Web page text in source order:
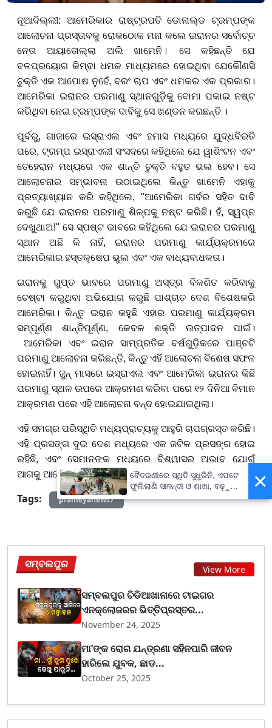
ନୂଆଦିଲ୍ଲୀ: ଆମେରିକାର ରାଷ୍ଟ୍ରପତି ଡୋନାଲ୍ଡ ଟ୍ରମ୍ପଙ୍କ
ଆଲୋଚନା ପ୍ରସ୍ତାବକୁ ରୋକଠୋକ ମନା କଲେ ଇରାନର ସର୍ବୋଚ୍ଚ
ନେତା ଆୟାତୋଲ୍ଲା ଅଲି ଖାମେନି ।ସେ କହିଛନ୍ତି ଯେ
ବଳପ୍ରୟୋଗ କିମ୍ବା ଧମକ ମାଧ୍ୟମରେ ହୋଇଥିବା ଯେକୌଣସି
ଚୁକ୍ତି ଏକ ଆପୋଷ ନୁହେଁ, ବରଂ ଚାପ ଏବଂ ଧମକର ଏକ ପ୍ରକାର।
ଆମେରିକା ଇରାନର ପରମାଣୁ ସ୍ଥାନଗୁଡ଼ିକୁ ବୋମା ପକାଇ ନଷ୍ଟ
କରିଥିବା ନେଇ ଟ୍ରମ୍ପଙ୍କ ଦାବିକୁ ସେ ଖଣ୍ଡନ କରଛନ୍ତି ।
ପୂର୍ବରୁ,ଗାଜାରେ ଇସ୍ରାଏଲ ଏବଂ ହମାସ ମଧ୍ୟରେ ଯୁଦ୍ଧବିରତି
ପରେ, ଟ୍ରମ୍ପ ଇସ୍ରାଏଲୀ ସଂସଦରେ କହିଥିଲେ ଯେ ୱାଶିଂଟନ ଏବଂ
ତେହେରାନ ମଧ୍ୟରେ ଏକ ଶାନ୍ତି ଚୁକ୍ତି ବହୁତ ଭଲ ହେବ। ସେ
ଆଲୋଚନାର ସମ୍ଭାବନା ଉଠାଇଥିଲେ
କିନ୍ତୁ ଖାମେନି ଏହାକୁ
ପ୍ରତ୍ୟାଖ୍ୟାନ କରି କହିଥିଲେ, "ଆମେରିକା ଗର୍ବର ସହିତ ଦାବି
କରୁଛି ଯେ ଇରାନର ପରମାଣୁ ଶିଳ୍ପକୁ ନଷ୍ଟ କରିଛି। ହଁ, ସ୍ୱପ୍ନ
ଦେଖୁଥାଅ!" ସେ ସ୍ପଷ୍ଟ ଭାବରେ କହିଥିଲେ ଯେ ଇରାନର ପରମାଣୁ
ସ୍ଥାନ ଅଛି କି ନାହିଁ,ଇରାନର ପରମାଣୁ କାର୍ଯ୍ୟକ୍ରମରେ
ଆମେରିକାର ହସ୍ତକ୍ଷେପ ଭୁଲ ଏବଂ ଏକ ବାଧ୍ୟବାଧକତା।
ଇରାନକୁ ଗୁପ୍ତ ଭାବରେ ପରମାଣୁ ଅସ୍ତ୍ର ବିକଶିତ କରିବାକୁ
ଚେଷ୍ଟା କରୁଥିବା ଅଭିଯୋଗ କରୁଛି ପାଶ୍ଚାତ ଦେଶ ବିଶେଷକରି
ଆମେରିକା। କିନ୍ତୁ ଇରାନ କହୁଛିଏହାର ପରମାଣୁ କାର୍ଯ୍ୟକ୍ରମ
ସମ୍ପୂର୍ଣ୍ଣ ଶାନ୍ତିପୂର୍ଣ୍ଣ, କେବଳ ଶକ୍ତି ଉତ୍ପାଦନ ପାଇଁ।
ଆମେରିକା ଏବଂ ଇରାନ ସାମ୍ପ୍ରତିକ ବର୍ଷଗୁଡ଼ିକରେ ପାଞ୍ଚଟି
ପରମାଣୁ ଆଲୋଚନା କରିଛନ୍ତି, କିନ୍ତୁ ଏହି ଆଲୋଚନା ବିଶେଷ ସଫଳ
ହୋଇନାହିଁ। ଜୁନ୍ ମାସରେ ଇସ୍ରାଏଲ ଏବଂ ଆମେରିକା ଇରାନର କିଛି
ପରମାଣୁ ସ୍ଥଳ ଉପରେ ଆକ୍ରମଣ କରିବା ପରେ ୧୨ ଦିନିଆ ବିମାନ
ଆକ୍ରମଣ ପରେ ଏହି ଆଲୋଚନା ବନ୍ଦ ହୋଇଯାଇଥିଲା।
ଏହି ସମଗ୍ର ପରିସ୍ଥିତି ମଧ୍ୟପ୍ରାଚ୍ୟକୁ ଆହୁରି ଚାପଗ୍ରସ୍ତ କରିଛି।
ଏହି ପ୍ରସଙ୍ଗ ଦୁଇ ଦେଶ ମଧ୍ୟରେ ଏକ ଜଟିଳ ପ୍ରସଙ୍ଗ ହୋଇ
ରହିଛି, ଏବଂ ସେମାନଙ୍କ ମଧ୍ୟରେ ବିଶ୍ୱାସର ଅଭାବ ଯୋଗୁଁ
ଆଗକୁ ଆଲୋଚନା କିମ୍ବା ସମାଧାନ କଷ୍ଟକର ମନେହୁଏ।
Tags: prameyanews7
ସମ୍ବଲପୁର View More
ସମ୍ବଲପୁର ଚିଡିଆଖାନାରେ ଟାଇଗର
ଏନକ୍ଲୋଜରର ଭିତ୍ତିପ୍ରସ୍ତର...
November 24, 2025
ମା’ଙ୍କ ରୋଗ ଯନ୍ତ୍ରଣା ସହିନପାରି ଜୀବନ
ହାରିଲେ ଯୁବକ, ଛାଡ...
October 25, 2025
×
ବୈତରଣୀରେ ସ୍ଥିତି ସୁଧୁରିନି, ଏପଟେ
ଫୁଲିଲାଣି ସାଳନ୍ଦୀ ଓ ଶାଖା, ବଢ଼ୁଛି
ବନ୍ୟା ଭୟ